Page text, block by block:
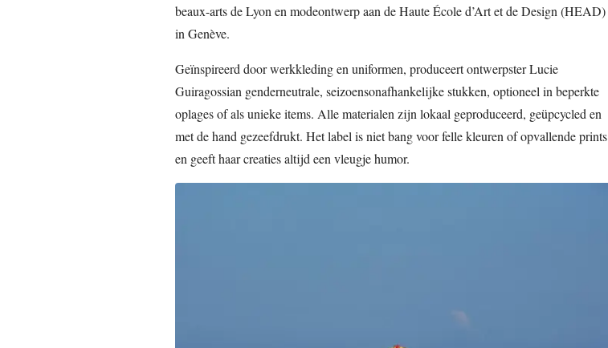
beaux-arts de Lyon en modeontwerp aan de Haute École d’Art et de Design (HEAD)
in Genève.
Geïnspireerd door werkkleding en uniformen, produceert ontwerpster Lucie
Guiragossian genderneutrale, seizoensonafhankelijke stukken, optioneel in beperkte
oplages of als unieke items. Alle materialen zijn lokaal geproduceerd, geüpcycled en
met de hand gezeefdrukt. Het label is niet bang voor felle kleuren of opvallende prints
en geeft haar creaties altijd een vleugje humor.